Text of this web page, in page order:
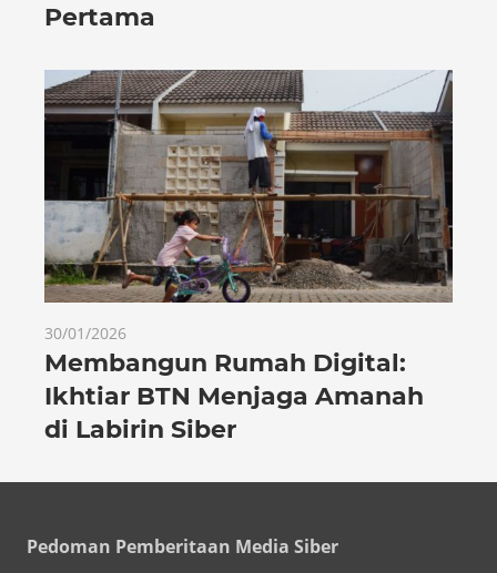
Pertama
30/01/2026
Membangun Rumah Digital:
Ikhtiar BTN Menjaga Amanah
di Labirin Siber
Pedoman Pemberitaan Media Siber